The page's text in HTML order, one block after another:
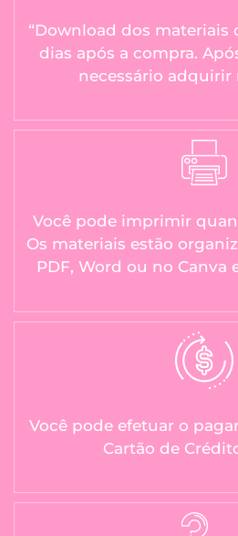
“Download dos materiais
dias após a compra.
necessário adquirir
Você pode imprimir
Os materiais estão
PDF, Word ou no Canva
Você pode efetuar o
Cartão de